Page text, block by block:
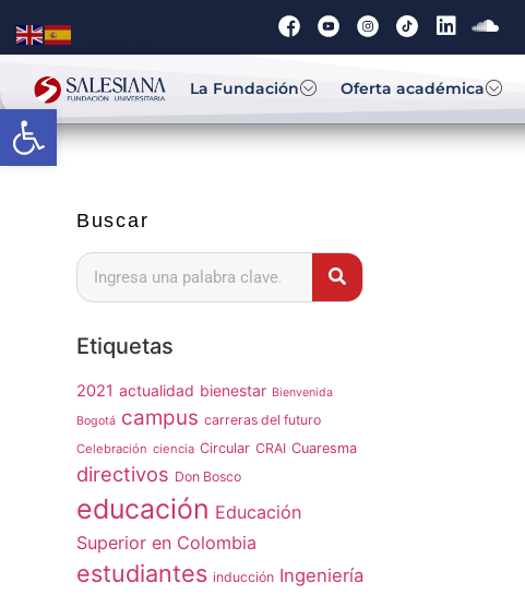
Abrir barra de herramientas
La Fundación Oferta académica
Buscar
Etiquetas
2021 actualidad bienestar Bienvenida
Bogotá campus carreras del futuro
Celebración ciencia Circular CRAI Cuaresma
directivos Don Bosco
educación Educación
Superior en Colombia
estudiantes inducción Ingeniería